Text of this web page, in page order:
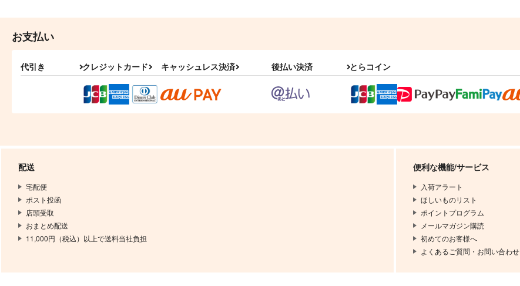
「アンビバレント・キス」
おべんとうコードセイバー
770円（税込）
サンプル 作品詳細
ー“Tutti”
2,357円（税込）
サンプル
ブック KAKI
2,515円（税込）
小夜左文字
サンプル 作品詳細
本-
1,572円（税込）
サンプル 作品詳細
お支払い
代引き クレジットカード キャッシュレス決済 後払い決済 とらコイン
配送
宅配便
ポスト投函
店頭受取
おまとめ配送
11,000円（税込）以上で送料当社負担
便利な機能/サービス
入荷アラート
ほしいものリスト
ポイントプログラム
メールマガジン購読
初めてのお客様へ
よくあるご質問・お問い合わせ